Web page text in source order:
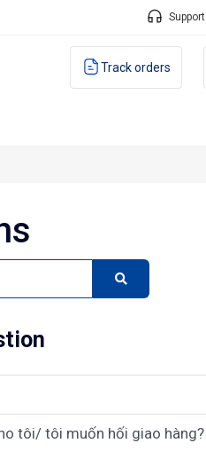
Support
Track orders
tôi/ tôi muốn hối giao hàng?